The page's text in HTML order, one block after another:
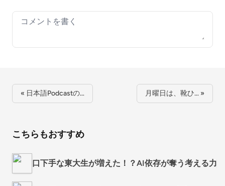
Your comment
« 日本語Podcastの… 月曜日は、靴ひ… »
こちらもおすすめ
口下手な東大生が増えた！？AI依存が奪う考える力